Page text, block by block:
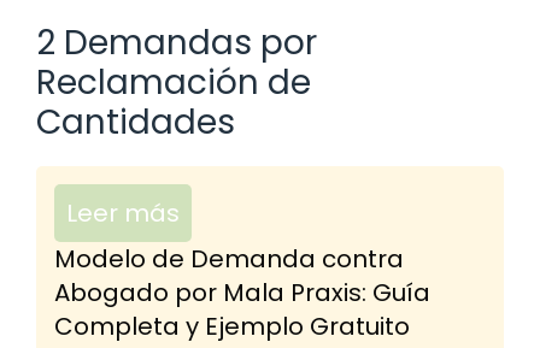
2 Demandas por
Reclamación de
Cantidades
Leer más
Modelo de Demanda contra
Abogado por Mala Praxis: Guía
Completa y Ejemplo Gratuito